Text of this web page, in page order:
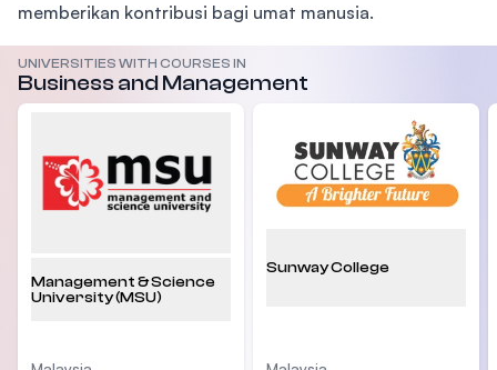
memberikan kontribusi bagi umat manusia.
UNIVERSITIES WITH COURSES IN
Business and Management
Management & Science
University (MSU)
Sunway College